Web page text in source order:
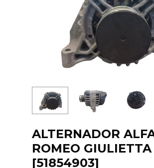
ALTERNADOR
ROMEO GIULIETTA
[51854903]